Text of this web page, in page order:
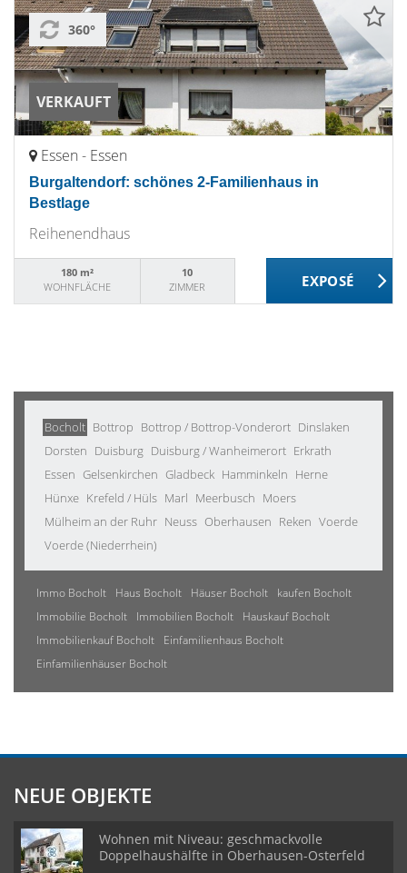
VERKAUFT
360°
Essen - Essen
Burgaltendorf: schönes 2-Familienhaus in
Bestlage
Reihenendhaus
180 m²
WOHNFLÄCHE
10
ZIMMER
Bocholt Bottrop Bottrop / Bottrop-Vonderort Dinslaken
Dorsten Duisburg Duisburg / Wanheimerort Erkrath
Essen Gelsenkirchen Gladbeck Hamminkeln Herne
Hünxe Krefeld / Hüls Marl Meerbusch Moers
Mülheim an der Ruhr Neuss Oberhausen Reken Voerde
Voerde (Niederrhein)
Immo Bocholt Haus Bocholt Häuser Bocholt
kaufen Bocholt
Immobilie Bocholt
Immobilien Bocholt
Hauskauf Bocholt
Immobilienkauf Bocholt
Einfamilienhaus Bocholt
Einfamilienhäuser Bocholt
NEUE OBJEKTE
Wohnen mit Niveau: geschmackvolle
Doppelhaushälfte in Oberhausen-Osterfeld